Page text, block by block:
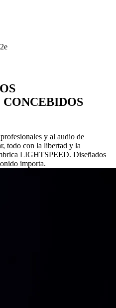
y al audio de
todo con la libertad y la
LIGHTSPEED. Diseñados
importa.